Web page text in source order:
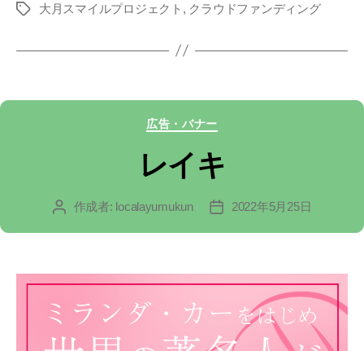
タ
大月スマイルプロジェクト , クラウドファンディング
カ
テ
ゴ
リ
広告・バナー
レイキ
投 作成者: localayumukun
投
2022年5月25日